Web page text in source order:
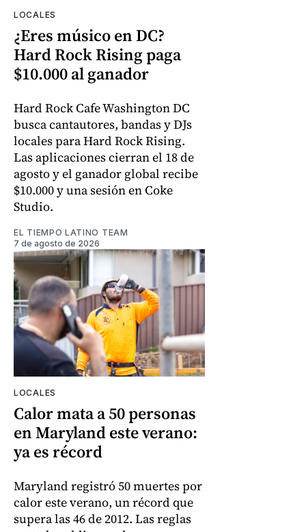
LOCALES
¿Eres músico en DC?
Hard Rock Rising paga
$10.000 al ganador
Hard Rock Cafe Washington DC
busca cantautores, bandas y DJs
locales para Hard Rock Rising.
Las aplicaciones cierran el 18 de
agosto y el ganador global recibe
$10.000 y una sesión en Coke
Studio.
EL TIEMPO LATINO TEAM
7 de agosto de 2026
LOCALES
Calor mata a 50 personas
en Maryland este verano:
ya es récord
Maryland registró 50 muertes por
calor este verano, un récord que
supera las 46 de 2012. Las reglas